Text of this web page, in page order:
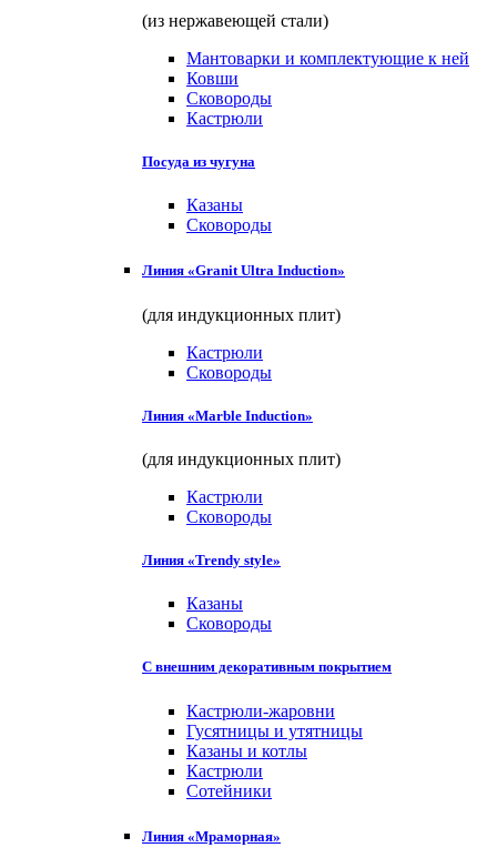
(из нержавеющей стали)
Мантоварки и комплектующие к ней
Ковши
Сковороды
Кастрюли
Посуда из чугуна
Казаны
Сковороды
Линия «Granit Ultra Induction»
(для индукционных плит)
Кастрюли
Сковороды
Линия «Marble Induction»
(для индукционных плит)
Кастрюли
Сковороды
Линия «Trendy style»
Казаны
Сковороды
С внешним декоративным покрытием
Кастрюли-жаровни
Гусятницы и утятницы
Казаны и котлы
Кастрюли
Сотейники
Линия «Мраморная»